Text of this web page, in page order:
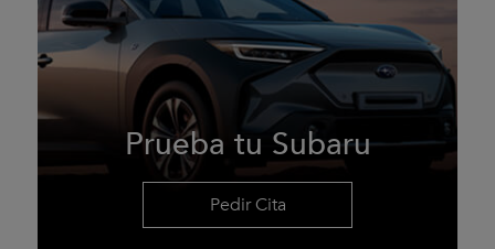
Prueba tu Subaru
Pedir Cita